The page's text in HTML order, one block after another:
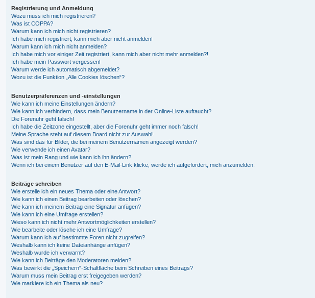
Registrierung und Anmeldung
Wozu muss ich mich registrieren?
Was ist COPPA?
Warum kann ich mich nicht registrieren?
Ich habe mich registriert, kann mich aber nicht anmelden!
Warum kann ich mich nicht anmelden?
Ich habe mich vor einiger Zeit registriert, kann mich aber nicht mehr anmelden?!
Ich habe mein Passwort vergessen!
Warum werde ich automatisch abgemeldet?
Wozu ist die Funktion „Alle Cookies löschen“?
Benutzerpräferenzen und -einstellungen
Wie kann ich meine Einstellungen ändern?
Wie kann ich verhindern, dass mein Benutzername in der Online-Liste auftaucht?
Die Forenuhr geht falsch!
Ich habe die Zeitzone eingestellt, aber die Forenuhr geht immer noch falsch!
Meine Sprache steht auf diesem Board nicht zur Auswahl!
Was sind das für Bilder, die bei meinem Benutzernamen angezeigt werden?
Wie verwende ich einen Avatar?
Was ist mein Rang und wie kann ich ihn ändern?
Wenn ich bei einem Benutzer auf den E-Mail-Link klicke, werde ich aufgefordert, mich anzumelden.
Beiträge schreiben
Wie erstelle ich ein neues Thema oder eine Antwort?
Wie kann ich einen Beitrag bearbeiten oder löschen?
Wie kann ich meinem Beitrag eine Signatur anfügen?
Wie kann ich eine Umfrage erstellen?
Wieso kann ich nicht mehr Antwortmöglichkeiten erstellen?
Wie bearbeite oder lösche ich eine Umfrage?
Warum kann ich auf bestimmte Foren nicht zugreifen?
Weshalb kann ich keine Dateianhänge anfügen?
Weshalb wurde ich verwarnt?
Wie kann ich Beiträge den Moderatoren melden?
Was bewirkt die „Speichern“-Schaltfläche beim Schreiben eines Beitrags?
Warum muss mein Beitrag erst freigegeben werden?
Wie markiere ich ein Thema als neu?